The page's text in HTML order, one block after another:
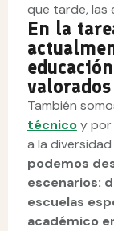
que tarde, las
En la
También
técnicoy por
a la
podemos
escenarios:
escuelas
académico